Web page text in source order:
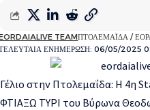
ΕΝΗΜΕΡΩΣΗ: 06/05/2025
TEAMΠΤΟΛΕΜΑΪΔΑ /
Γέλιο στην Πτολεμαΐδα: Η 4η
ΦΤΙΑΞΩ ΤΥΡΙ του Βύρωνα